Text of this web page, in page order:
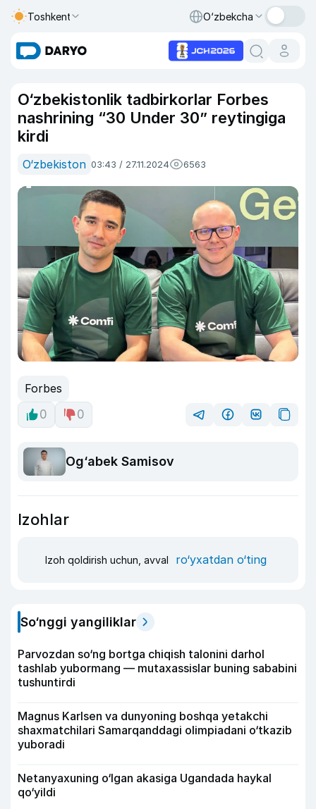
Toshkent O‘zbekcha
O‘zbekistonlik tadbirkorlar Forbes
nashrining “30 Under 30” reytingiga
kirdi
O‘zbekiston 03:43 / 27.11.2024 6563
Forbes
0
0
Og‘abek Samisov
Izohlar
Izoh qoldirish uchun, avval ro‘yxatdan o‘ting
So‘nggi yangiliklar
Parvozdan so‘ng bortga chiqish talonini darhol
tashlab yubormang — mutaxassislar buning sababini
tushuntirdi
Magnus Karlsen va dunyoning boshqa yetakchi
shaxmatchilari Samarqanddagi olimpiadani o‘tkazib
yuboradi
Netanyaxuning o‘lgan akasiga Ugandada haykal
qo‘yildi